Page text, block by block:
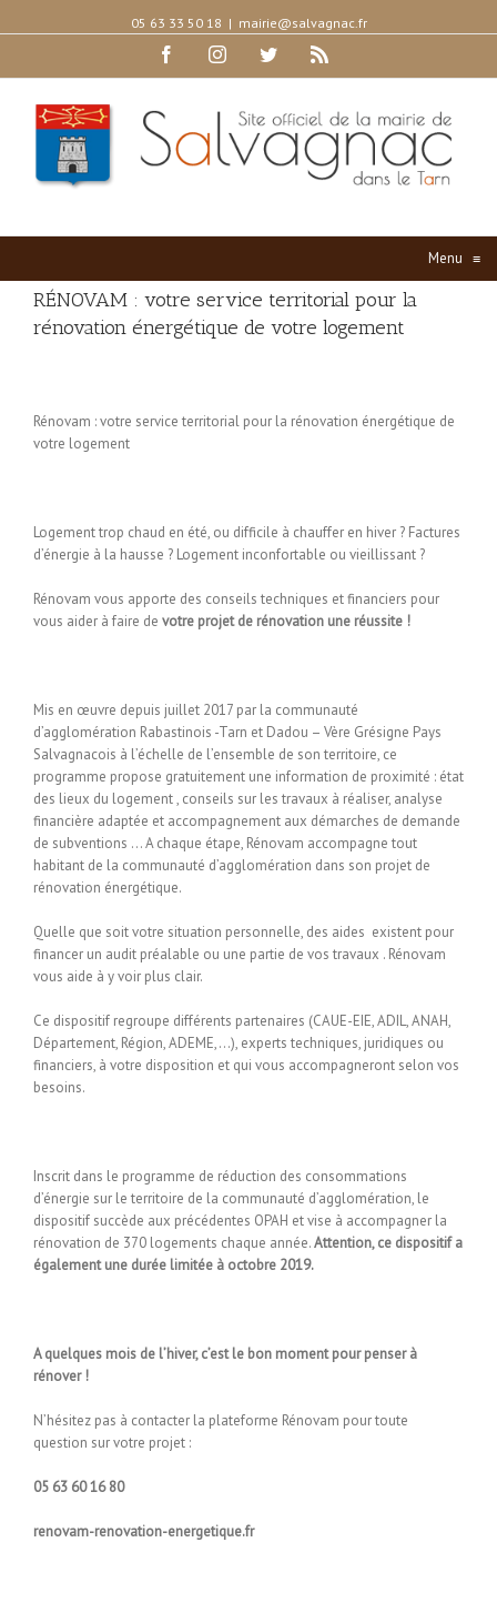
05 63 33 50 18 | mairie@salvagnac.fr
FacebookInstagramTwitter
Menu ≡
RÉNOVAM : votre service territorial pour la
rénovation énergétique de votre logement
Rénovam : votre service territorial pour la rénovation énergétique de
votre logement
Logement trop chaud en été, ou difficile à chauffer en hiver ? Factures
d’énergie à la hausse ? Logement inconfortable ou vieillissant ?
Rénovam vous apporte des conseils techniques et financiers pour
vous aider à faire de votre projet de rénovation une réussite !
Mis en œuvre depuis juillet 2017 par la communauté
d’agglomération Rabastinois -Tarn et Dadou – Vère Grésigne Pays
Salvagnacois à l’échelle de l’ensemble de son territoire, ce
programme propose gratuitement une information de proximité : état
des lieux du logement , conseils sur les travaux à réaliser, analyse
financière adaptée et accompagnement aux démarches de demande
de subventions … A chaque étape, Rénovam accompagne tout
habitant de la communauté d’agglomération dans son projet de
rénovation énergétique.
Quelle que soit votre situation personnelle, des aides existent pour
financer un audit préalable ou une partie de vos travaux . Rénovam
vous aide à y voir plus clair.
Ce dispositif regroupe différents partenaires (CAUE-EIE, ADIL, ANAH,
Département, Région, ADEME,…), experts techniques, juridiques ou
financiers, à votre disposition et qui vous accompagneront selon vos
besoins.
Inscrit dans le programme de réduction des consommations
d’énergie sur le territoire de la communauté d’agglomération, le
dispositif succède aux précédentes OPAH et vise à accompagner la
rénovation de 370 logements chaque année.Attention, ce dispositif a
également une durée limitée à octobre 2019.
A quelques mois de l’hiver, c’est le bon moment pour penser à
rénover !
N’hésitez pas à contacter la plateforme Rénovam pour toute
question sur votre projet :
05 63 60 16 80
renovam-renovation-energetique.fr